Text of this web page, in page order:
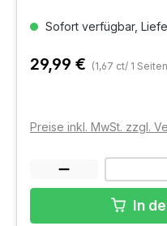
Sofort verfügbar,
29,99 € (1,67 ct/ 1
Preise inkl. MwSt. zzgl.
In